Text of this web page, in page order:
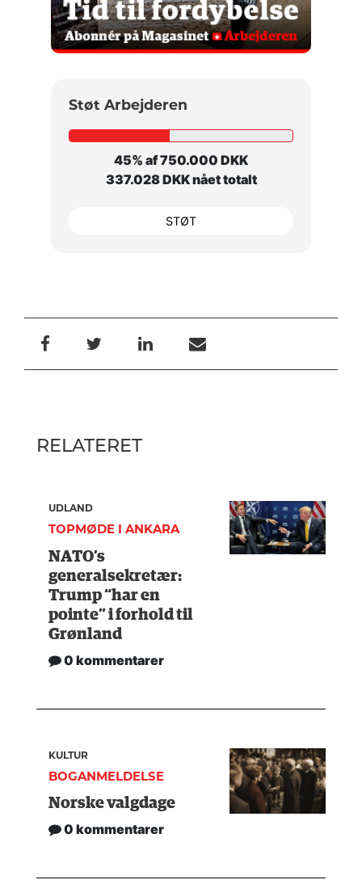
Støt Arbejderen
45% af 750.000 DKK
337.028 DKK nået totalt
STØT
RELATERET
UDLAND
TOPMØDE I ANKARA
NATO’s
generalsekretær:
Trump “har en
pointe” i forhold til
Grønland
0 kommentarer
KULTUR
BOGANMELDELSE
Norske valgdage
0 kommentarer